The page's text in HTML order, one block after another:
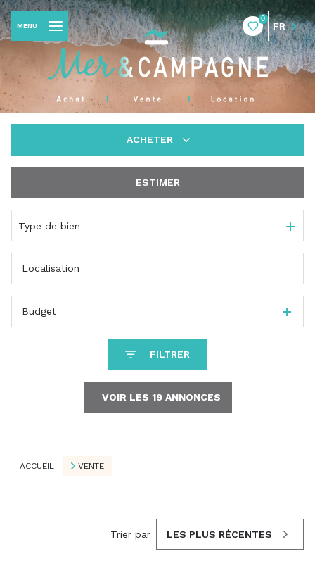
0
FR
MENU
ACHETER
Du neuf
ESTIMER
Type de bien
Budget
FILTRER
VOIR LES 19ANNONCES
ACCUEIL VENTE
Trier par LES PLUS RÉCENTES